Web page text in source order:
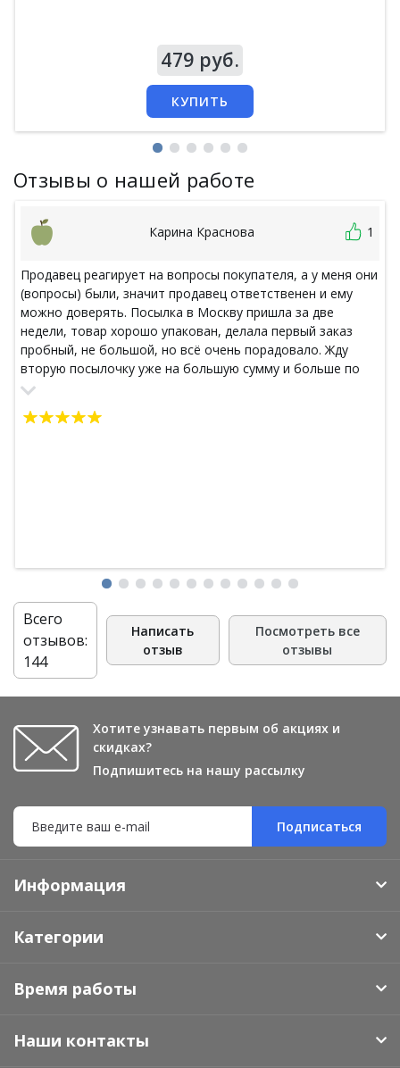
479 руб.
КУПИТЬ
Отзывы о нашей работе
Карина Краснова 1
Продавец реагирует на вопросы покупателя, а у меня они
(вопросы) были, значит продавец ответственен и ему
можно доверять. Посылка в Москву пришла за две
недели, товар хорошо упакован, делала первый заказ
пробный, не большой, но всё очень порадовало. Жду
вторую посылочку уже на большую сумму и больше по
объему, надеюсь, не разочаруюсь. Жду следующею
любимый интернет- магазин Восточных товаров.
Всего
отзывов:
144
Написать
отзыв
Посмотреть все
отзывы
Хотите узнавать первым об акциях и
скидках?
Подпишитесь на нашу рассылку
Подписаться
Информация
Категории
Время работы
Наши контакты